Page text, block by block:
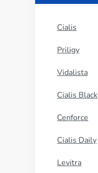
Cialis
Priligy
Vidalista
Cialis Black
Cenforce
Cialis Daily
Levitra